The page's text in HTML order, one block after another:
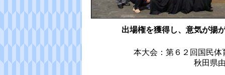
出場権を獲得し、意気が揚
本大会：第６２回国民
秋田県